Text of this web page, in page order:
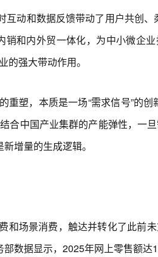
动和数据反馈带动了用户共创、
和内外贸一体化，为中小微企
的强大带动作用。
塑，本质是一场“需求信号”的创
中国产业集群的产能弹性，一旦
增量的生成逻辑。
场景消费，触达并转化了此前
数据显示，2025年网上零售额达